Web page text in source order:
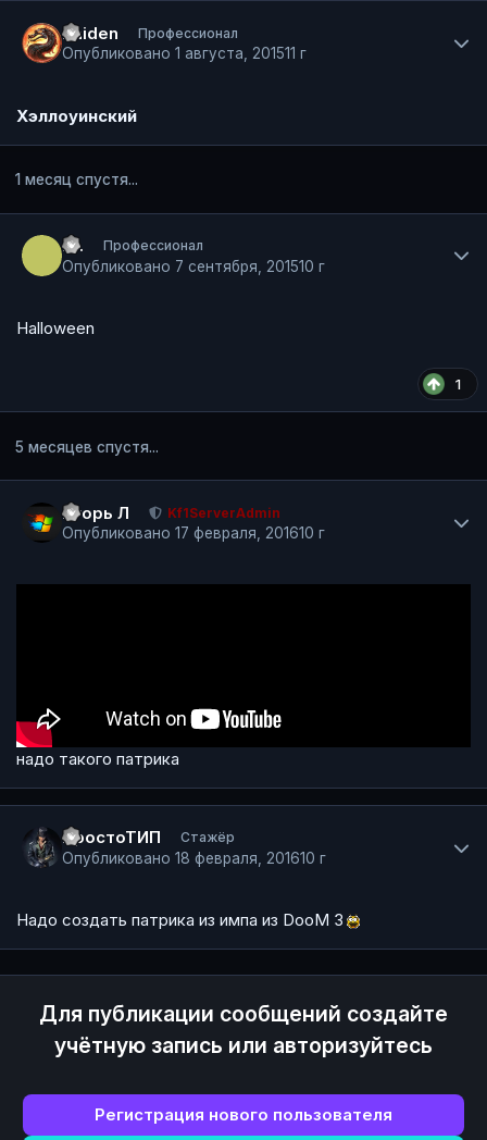
Raiden Профессионал
Опубликовано 1 августа, 201511 г
Хэллоуинский
1 месяц спустя...
..... Профессионал
Опубликовано 7 сентября, 201510 г
Halloween
1
5 месяцев спустя...
Игорь Л Kf1ServerAdmin
Опубликовано 17 февраля, 201610 г
надо такого патрика
ПростоТИП Стажёр
Опубликовано 18 февраля, 201610 г
Надо создать патрика из импа из DooM 3
Для публикации сообщений создайте
учётную запись или авторизуйтесь
Регистрация нового пользователя